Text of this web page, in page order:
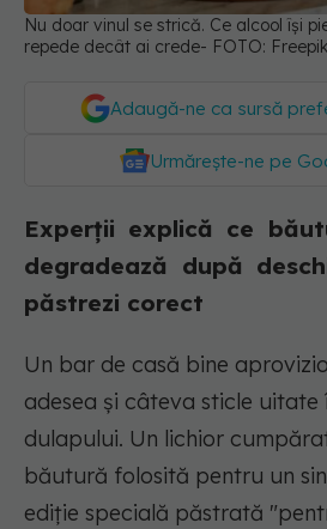
Nu doar vinul se strică. Ce alcool își
repede decât ai crede- FOTO:
Adaugă-ne ca sursă
Urmărește-ne pe
Experții explică ce
degradează după
păstrezi corect
Un bar de casă bine
adesea și câteva sticle uitate
dulapului. Un lichior
băutură folosită pentru un
ediție specială păstrată